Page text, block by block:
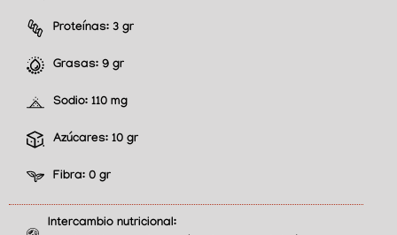
Proteínas: 3 gr
Grasas: 9 gr
Sodio: 110 mg
Azúcares: 10 gr
Fibra: 0 gr
Intercambio nutricional: